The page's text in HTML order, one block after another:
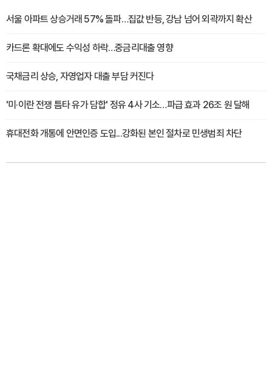
서울 아파트 상승거래 57% 돌파…집값 반등, 강남 넘어 외곽까지 확산
카드론 확대에도 수익성 하락…중금리대출 영향
국채금리 상승, 자영업자 대출 부담 커진다
'미·이란 전쟁 틈타 유가 담합' 정유 4사 기소…파급 효과 26조 원 달해
휴대전화 개통에 안면인증 도입...강화된 본인 절차로 민생범죄 차단